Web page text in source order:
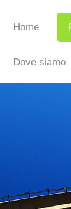
Home
Dove siamo